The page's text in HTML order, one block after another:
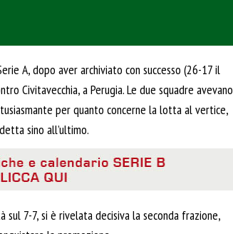
A, dopo aver archiviato con successo (26-17 il
Civitavecchia, a Perugia. Le due squadre avevano
per quanto concerne la lotta al vertice,
sino all’ultimo.
7-7, si è rivelata decisiva la seconda frazione,